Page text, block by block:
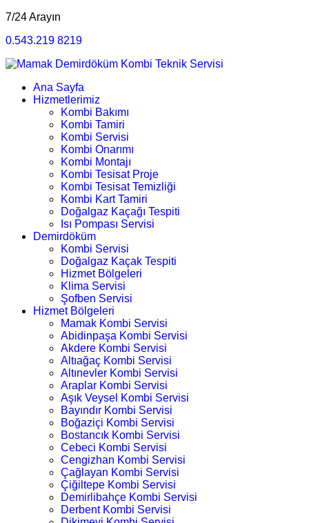
7/24 Arayın
0.543.219 8219
Ana Sayfa
Hizmetlerimiz
Kombi Bakımı
Kombi Tamiri
Kombi Servisi
Kombi Onarımı
Kombi Montajı
Kombi Tesisat Proje
Kombi Tesisat Temizliği
Kombi Kart Tamiri
Doğalgaz Kaçağı Tespiti
Isı Pompası Servisi
Demirdöküm
Kombi Servisi
Doğalgaz Kaçak Tespiti
Hizmet Bölgeleri
Klima Servisi
Şofben Servisi
Hizmet Bölgeleri
Mamak Kombi Servisi
Abidinpaşa Kombi Servisi
Akdere Kombi Servisi
Altıağaç Kombi Servisi
Altınevler Kombi Servisi
Araplar Kombi Servisi
Aşık Veysel Kombi Servisi
Bayındır Kombi Servisi
Boğaziçi Kombi Servisi
Bostancık Kombi Servisi
Cebeci Kombi Servisi
Cengizhan Kombi Servisi
Çağlayan Kombi Servisi
Çiğiltepe Kombi Servisi
Demirlibahçe Kombi Servisi
Derbent Kombi Servisi